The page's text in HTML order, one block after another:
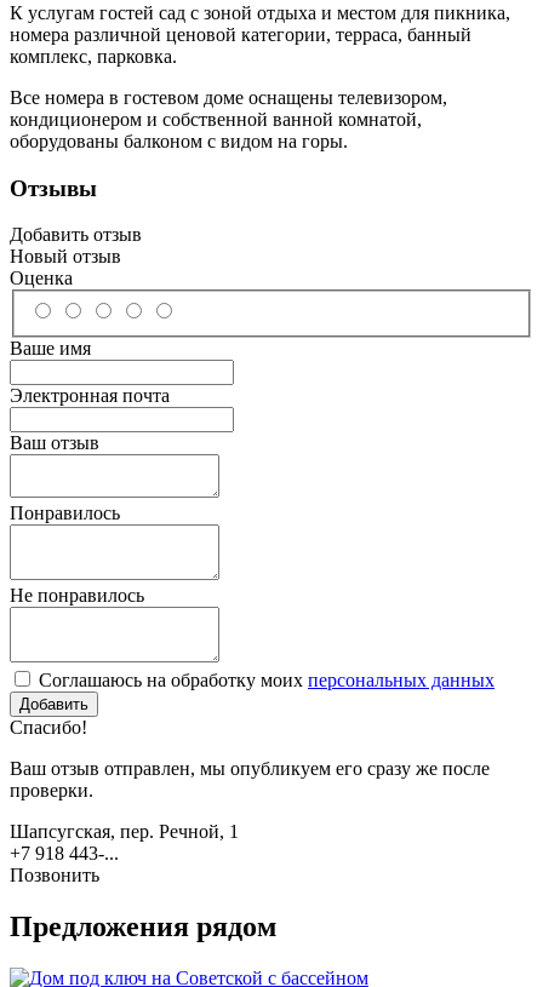
К услугам гостей сад с зоной отдыха и местом для пикника,
номера различной ценовой категории, терраса, банный
комплекс, парковка.
Все номера в гостевом доме оснащены телевизором,
кондиционером и собственной ванной комнатой,
оборудованы балконом с видом на горы.
Отзывы
Добавить отзыв
Новый отзыв
Оценка
Ваше имя
Электронная почта
Ваш отзыв
Понравилось
Не понравилось
Соглашаюсь на обработку моих персональных данных
Спасибо!
Ваш отзыв отправлен, мы опубликуем его сразу же после
проверки.
Шапсугская, пер. Речной, 1
+7 918 443-...
Позвонить
Предложения рядом